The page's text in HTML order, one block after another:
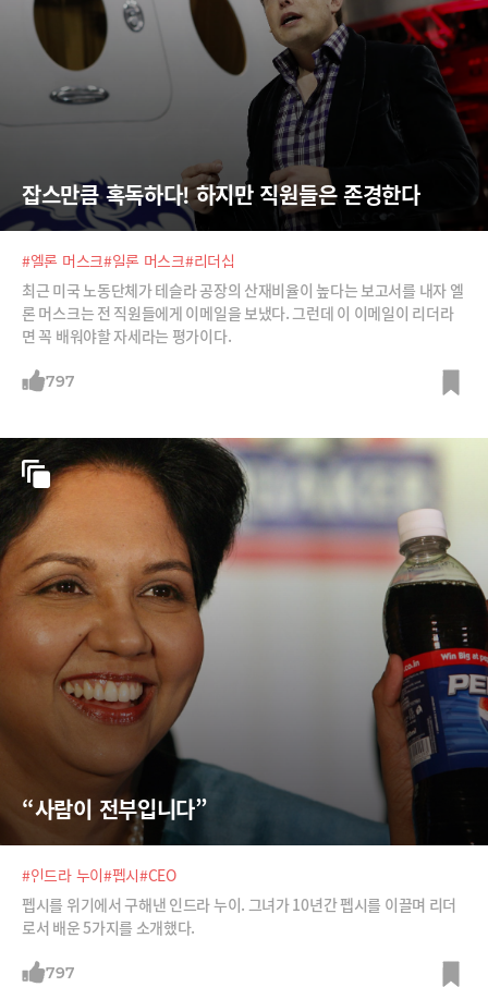
잡스만큼 혹독하다! 하지만 직원들은 존경한다
#엘론 머스크#일론 머스크#리더십
최근 미국 노동단체가 테슬라 공장의 산재비율이 높다는 보고서를 내자 엘
론 머스크는 전 직원들에게 이메일을 보냈다. 그런데 이 이메일이 리더라
면 꼭 배워야할 자세라는 평가이다.
797
“사람이 전부입니다”
#인드라 누이#펩시#CEO
펩시를 위기에서 구해낸 인드라 누이. 그녀가 10년간 펩시를 이끌며 리더
로서 배운 5가지를 소개했다.
797